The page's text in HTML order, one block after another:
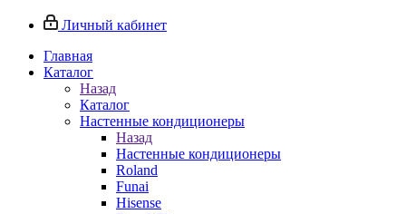
Личный кабинет
Главная
Каталог
Назад
Каталог
Настенные кондиционеры
Назад
Настенные кондиционеры
Roland
Funai
Hisense